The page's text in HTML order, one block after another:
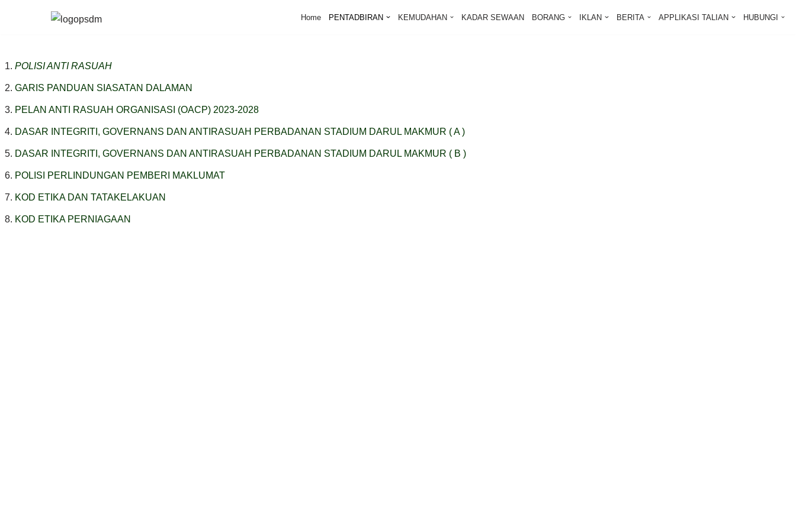
content
Home PENTADBIRAN KEMUDAHAN KADAR SEWAAN BORANG IKLAN BERITA APPLIKASI TALIAN HUBUNGI
POLISI ANTI RASUAH
GARIS PANDUAN SIASATAN DALAMAN
PELAN ANTI RASUAH ORGANISASI (OACP) 2023-2028
DASAR INTEGRITI, GOVERNANS DAN ANTIRASUAH PERBADANAN STADIUM DARUL MAKMUR ( A )
DASAR INTEGRITI, GOVERNANS DAN ANTIRASUAH PERBADANAN STADIUM DARUL MAKMUR ( B )
POLISI PERLINDUNGAN PEMBERI MAKLUMAT
KOD ETIKA DAN TATAKELAKUAN
KOD ETIKA PERNIAGAAN